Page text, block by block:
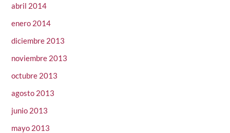
abril 2014
enero 2014
diciembre 2013
noviembre 2013
octubre 2013
agosto 2013
junio 2013
mayo 2013